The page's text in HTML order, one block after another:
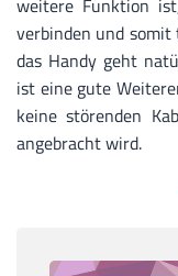
weitere Funktion
verbinden und somit
das Handy geht
ist eine gute
keine störenden
angebracht wird.